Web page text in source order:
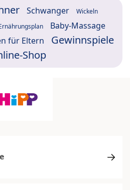
Schwanger Wickeln
Baby-Massage
für Eltern
Gewinnspiele
Shop